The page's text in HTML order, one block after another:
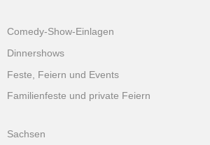
Comedy-Show-Einlagen
Dinnershows
Feste, Feiern und Events
Familienfeste und private Feiern
Sachsen